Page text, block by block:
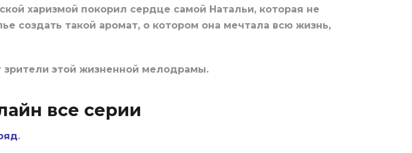
харизмой покорил сердце самой Натальи, которая не
создать такой аромат, о котором она мечтала всю жизнь,
зрители этой жизненной мелодрамы.
все серии
.